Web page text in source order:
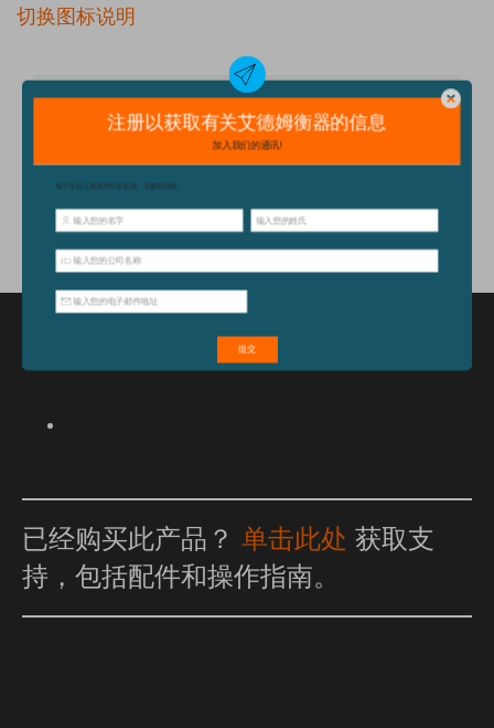
切换图标说明
细节
配件
特点和优点
已经购买此产品？ 单击此处 获取支
持，包括配件和操作指南。